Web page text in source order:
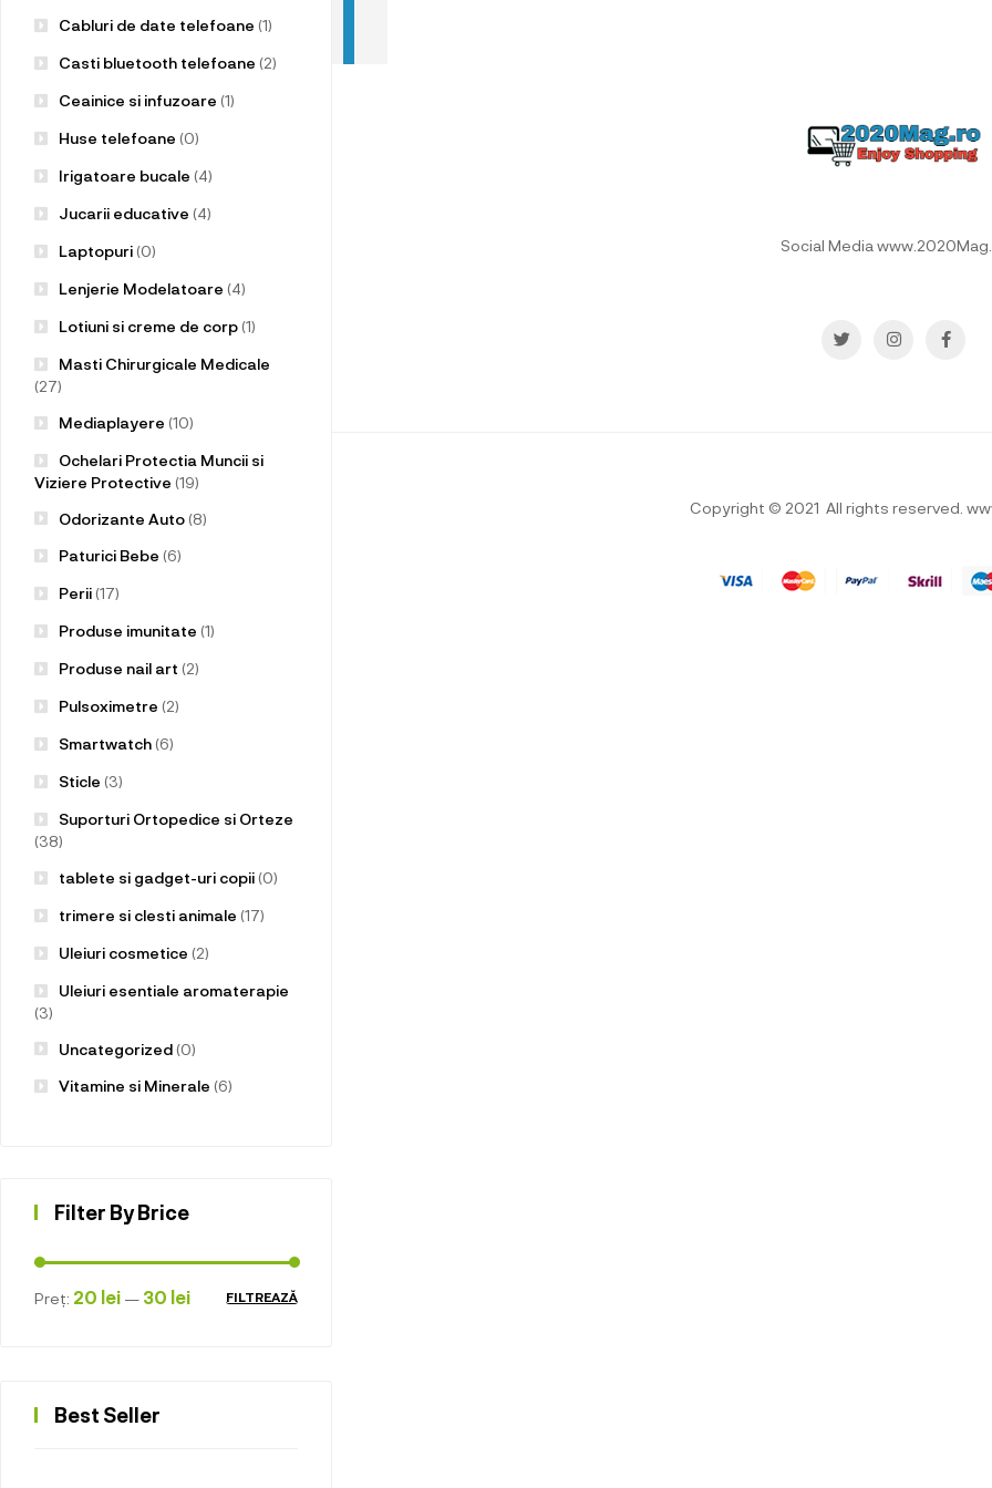
Cabluri de date telefoane (1)
Casti bluetooth telefoane (2)
Ceainice si infuzoare (1)
Huse telefoane (0)
Irigatoare bucale (4)
Jucarii educative (4)
Laptopuri(0)
Lenjerie Modelatoare (4)
Lotiuni si creme de corp(1)
Masti Chirurgicale Medicale
(27)
Mediaplayere (10)
Ochelari Protectia Muncii si
Viziere Protective (19)
Odorizante Auto(8)
Paturici Bebe (6)
Perii(17)
Produse imunitate (1)
Produse nail art (2)
Pulsoximetre (2)
Smartwatch(6)
Sticle (3)
Suporturi Ortopedice si Orteze
(38)
tablete si gadget-uri copii(0)
trimere si clesti animale (17)
Uleiuri cosmetice (2)
Uleiuri esentiale aromaterapie
(3)
Uncategorized(0)
Vitamine si Minerale (6)
Filter By Brice
FILTREAZĂ
Preț: 20 lei — 30 lei
Best Seller
Social Media
Copyright © 2021 All rights reserved.